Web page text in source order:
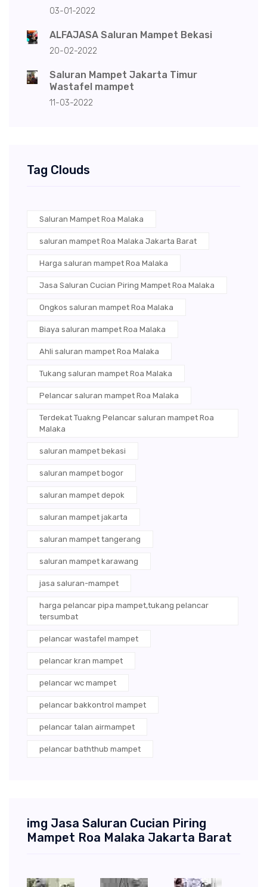
03-01-2022
ALFAJASA Saluran Mampet Bekasi
20-02-2022
Saluran Mampet Jakarta Timur
Wastafel mampet
11-03-2022
Tag Clouds
Saluran Mampet Roa Malaka
saluran mampet Roa Malaka Jakarta Barat
Harga saluran mampet Roa Malaka
Jasa Saluran Cucian Piring Mampet Roa Malaka
Ongkos saluran mampet Roa Malaka
Biaya saluran mampet Roa Malaka
Ahli saluran mampet Roa Malaka
Tukang saluran mampet Roa Malaka
Pelancar saluran mampet Roa Malaka
Terdekat Tuakng Pelancar saluran mampet Roa
Malaka
saluran mampet bekasi
saluran mampet bogor
saluran mampet depok
saluran mampet jakarta
saluran mampet tangerang
saluran mampet karawang
jasa saluran-mampet
harga pelancar pipa mampet,tukang pelancar
tersumbat
pelancar wastafel mampet
pelancar kran mampet
pelancar wc mampet
pelancar bakkontrol mampet
pelancar talan airmampet
pelancar baththub mampet
img Jasa Saluran Cucian Piring
Mampet Roa Malaka Jakarta Barat